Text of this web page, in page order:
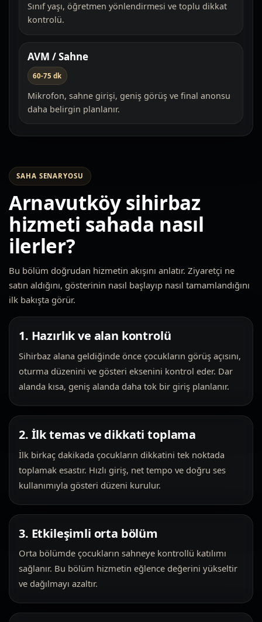
Sınıf yaşı, öğretmen yönlendirmesi ve toplu dikkat
kontrolü.
AVM / Sahne
60-75 dk
Mikrofon, sahne girişi, geniş görüş ve final anonsu
daha belirgin planlanır.
SAHA SENARYOSU
Arnavutköy sihirbaz
hizmeti sahada nasıl
ilerler?
Bu bölüm doğrudan hizmetin akışını anlatır. Ziyaretçi ne
satın aldığını, gösterinin nasıl başlayıp nasıl tamamlandığını
ilk bakışta görür.
1. Hazırlık ve alan kontrolü
Sihirbaz alana geldiğinde önce çocukların görüş açısını,
oturma düzenini ve gösteri eksenini kontrol eder. Dar
alanda kısa, geniş alanda daha tok bir giriş planlanır.
2. İlk temas ve dikkati toplama
İlk birkaç dakikada çocukların dikkatini tek noktada
toplamak esastır. Hızlı giriş, net tempo ve doğru ses
kullanımıyla gösteri düzeni kurulur.
3. Etkileşimli orta bölüm
Orta bölümde çocukların sahneye kontrollü katılımı
sağlanır. Bu bölüm hizmetin eğlence değerini yükseltir
ve dağılmayı azaltır.